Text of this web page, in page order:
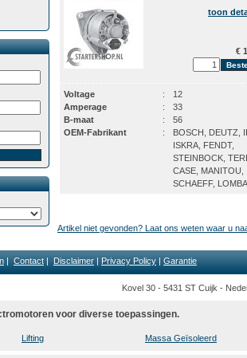
toon
€
Voltage :
12
Amperage
:
33
B-maat
:
56
OEM-Fabrikant
:
BOSCH, DEUTZ,
ISKRA, FENDT,
STEINBOCK,
CASE, MANITOU,
SCHAEFF,
Artikel niet gevonden? Laat ons weten waar u
| Contact | Disclaimer | Privacy Policy | Garantie
Kovel 30 - 5431 ST Cuijk -
voor diverse toepassingen.
Lifting Massa Geïsoleerd